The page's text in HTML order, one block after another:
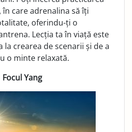
care adrenalina să îți
oferindu-ți o
Lecția ta în viață este
la crearea de scenarii și de a
o minte relaxată.
Focul Yang